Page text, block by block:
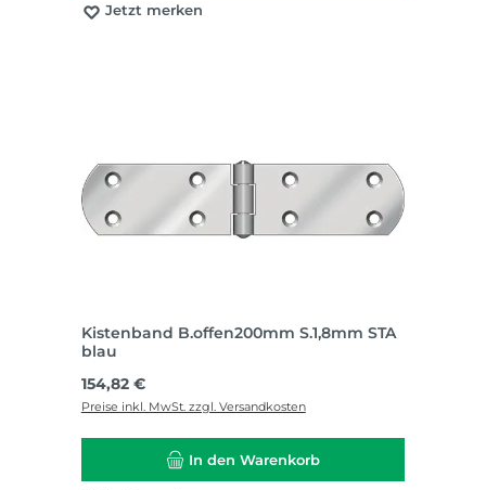
Jetzt merken
Kistenband B.offen200mm S.1,8mm STA
blau
Regulärer Preis:
154,82 €
Preise inkl. MwSt. zzgl. Versandkosten
In den Warenkorb